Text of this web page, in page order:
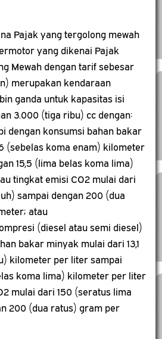
Pajak yang tergolong mewah
yang dikenai Pajak
Mewah dengan tarif sebesar
merupakan kendaraan
ganda untuk kapasitas isi
3.000 (tiga ribu) cc dengan:
dengan konsumsi bahan bakar
(sebelas koma enam) kilometer
15,5 (lima belas koma lima)
tingkat emisi CO2 mulai dari
sampai dengan 200 (dua
atau
(diesel atau semi diesel)
bakar minyak mulai dari 13,1
kilometer per liter sampai
koma lima) kilometer per liter
mulai dari 150 (seratus lima
200 (dua ratus) gram per